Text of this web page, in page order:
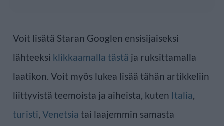
Voit lisätä Staran Googlen ensisijaiseksi
lähteeksi klikkaamalla tästä ja ruksittamalla
laatikon. Voit myös lukea lisää tähän artikkeliin
liittyvistä teemoista ja aiheista, kuten Italia,
turisti, Venetsia tai laajemmin samasta